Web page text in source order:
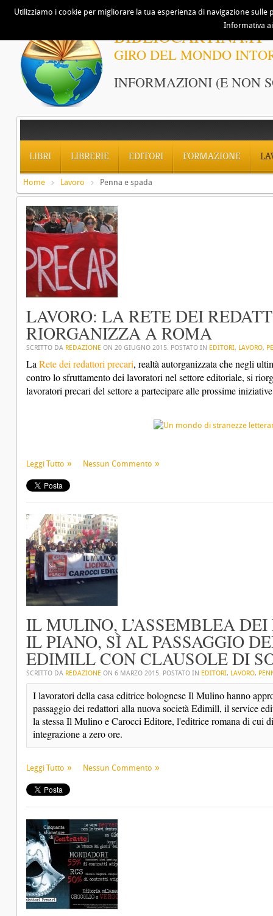
BIBLIOCARTINA.IT
GIRO DEL MONDO
INFORMAZIONI (E NON
LIBRI LIBRERIE EDITORI FORMAZIONE
Home Lavoro Penna e spada
LAVORO: LA RETE DEI
RIORGANIZZA A ROMA
SCRITTO DA REDAZIONE ON 20 GIUGNO 2015. POSTATO IN EDITORI, LAVORO,
La Rete dei redattori precari, realtà autorganizzata che negli
contro lo sfruttamento dei lavoratori nel settore editoriale, si
lavoratori precari del settore a partecipare alle prossime
Leggi Tutto Nessun Commento
IL MULINO, L’ASSEMBLEA
IL PIANO, SÌ AL PASSAGGIO
EDIMILL CON CLAUSOLE DI
SCRITTO DA REDAZIONE ON 6 MARZO 2015. POSTATO IN EDITORI, LAVORO,
I lavoratori della casa editrice bolognese Il Mulino hanno
passaggio dei redattori alla nuova società Edimill, il service
la stessa Il Mulino e Carocci Editore, l'editrice romana di cui
integrazione a zero ore.
Leggi Tutto Nessun Commento
Utilizziamo i cookie per migliorare la tua esperienza di navigazione
Informativa ai